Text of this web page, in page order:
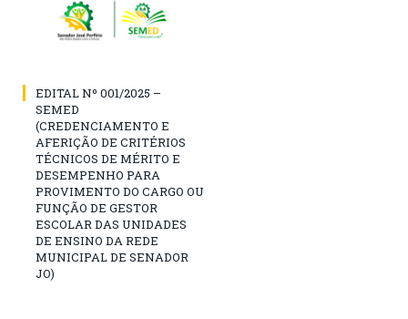
EDITAL Nº 001/2025 –
SEMED
(CREDENCIAMENTO E
AFERIÇÃO DE CRITÉRIOS
TÉCNICOS DE MÉRITO E
DESEMPENHO PARA
PROVIMENTO DO CARGO OU
FUNÇÃO DE GESTOR
ESCOLAR DAS UNIDADES
DE ENSINO DA REDE
MUNICIPAL DE SENADOR
JO)